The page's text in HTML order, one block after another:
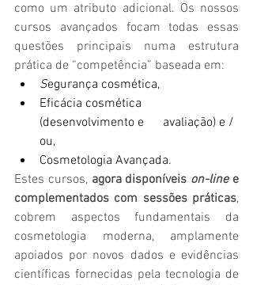
como um atributo adicional. Os nossos
cursos avançados focam todas essas
questões principais numa estrutura
prática de “competência” baseada em:
Segurança cosmética,
Eficácia cosmética
(desenvolvimento e      avaliação) e /
ou,
Cosmetologia Avançada.
Estes cursos, agora disponíveis on-line e
complementados com sessões práticas,
cobrem aspectos fundamentais da
cosmetologia moderna, amplamente
apoiados por novos dados e evidências
científicas fornecidas pela tecnologia de